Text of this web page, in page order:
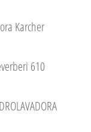
Karcher
610